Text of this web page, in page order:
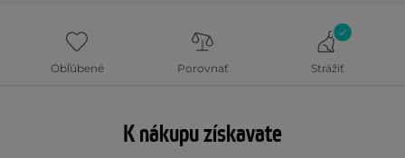
Obľúbené Porovnať Strážiť
K nákupu získavate